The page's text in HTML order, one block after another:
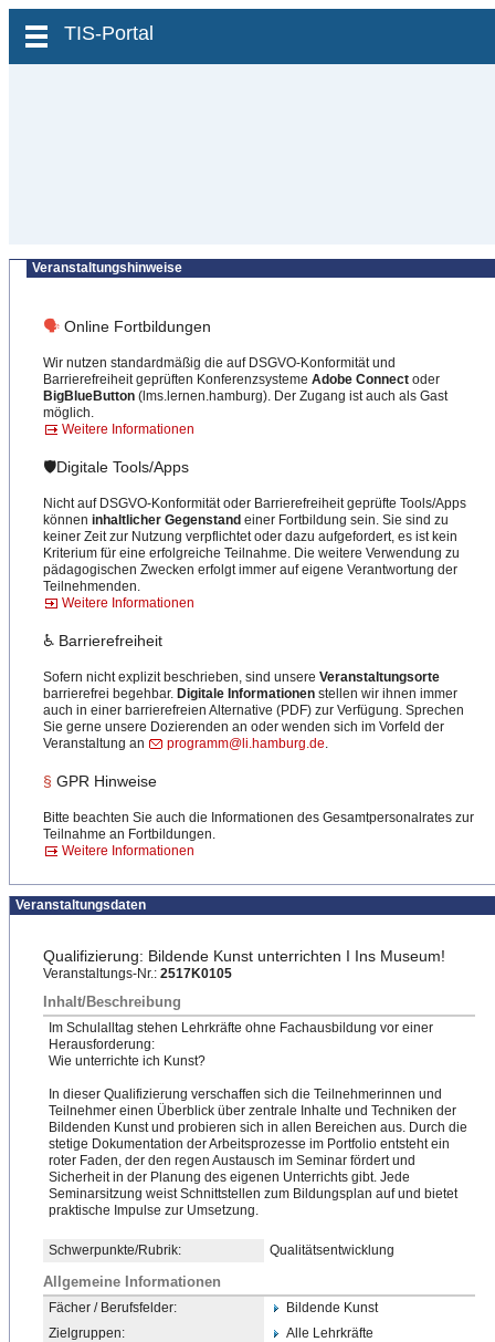
zum Inhalt wechseln
TIS-Portal
Veranstaltungshinweise
🗣 Online Fortbildungen
Wir nutzen standardmäßig die auf DSGVO-Konformität und
Barrierefreiheit geprüften Konferenzsysteme Adobe Connect oder
BigBlueButton (lms.lernen.hamburg). Der Zugang ist auch als Gast
möglich.
Weitere Informationen
🛡️Digitale Tools/Apps
Nicht auf DSGVO-Konformität oder Barrierefreiheit geprüfte Tools/Apps
können inhaltlicher Gegenstand einer Fortbildung sein. Sie sind zu
keiner Zeit zur Nutzung verpflichtet oder dazu aufgefordert, es ist kein
Kriterium für eine erfolgreiche Teilnahme. Die weitere Verwendung zu
pädagogischen Zwecken erfolgt immer auf eigene Verantwortung der
Teilnehmenden.
Weitere Informationen
♿ Barrierefreiheit
Sofern nicht explizit beschrieben, sind unsere Veranstaltungsorte
barrierefrei begehbar. Digitale Informationen stellen wir ihnen immer
auch in einer barrierefreien Alternative (PDF) zur Verfügung. Sprechen
Sie gerne unsere Dozierenden an oder wenden sich im Vorfeld der
Veranstaltung an
programm@li.hamburg.de.
§ GPR Hinweise
Bitte beachten Sie auch die Informationen des Gesamtpersonalrates zur
Teilnahme an Fortbildungen.
Weitere Informationen
Veranstaltungsdaten
Qualifizierung: Bildende Kunst unterrichten I Ins Museum!
Veranstaltungs-Nr.: 2517K0105
Inhalt/Beschreibung
Im Schulalltag stehen Lehrkräfte ohne Fachausbildung vor einer
Herausforderung:
Wie unterrichte ich Kunst?
In dieser Qualifizierung verschaffen sich die Teilnehmerinnen und
Teilnehmer einen Überblick über zentrale Inhalte und Techniken der
Bildenden Kunst und probieren sich in allen Bereichen aus. Durch die
stetige Dokumentation der Arbeitsprozesse im Portfolio entsteht ein
roter Faden, der den regen Austausch im Seminar fördert und
Sicherheit in der Planung des eigenen Unterrichts gibt. Jede
Seminarsitzung weist Schnittstellen zum Bildungsplan auf und bietet
praktische Impulse zur Umsetzung.
Schwerpunkte/Rubrik: Qualitätsentwicklung
Allgemeine Informationen
Fächer / Berufsfelder:
Bildende Kunst
Zielgruppen:
Alle Lehrkräfte